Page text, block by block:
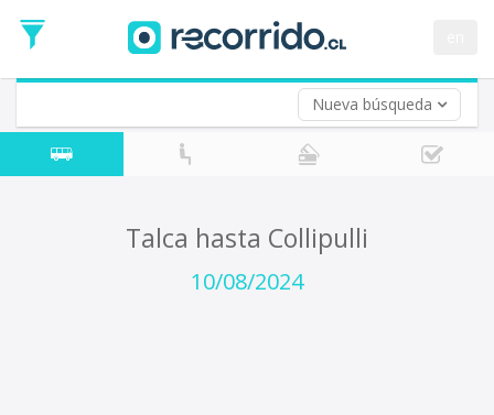
Nueva búsqueda
de
Ida
Vuelta (opcional)
Fecha
de
Talca hasta Collipulli
10/08/2024